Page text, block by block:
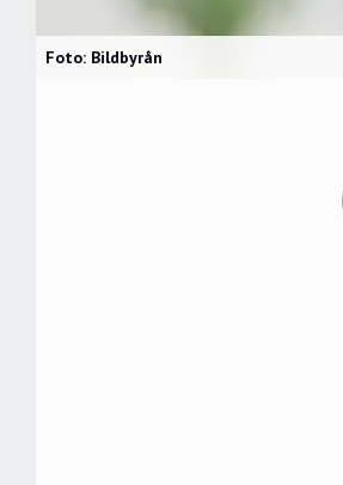
Foto: Bildbyrån